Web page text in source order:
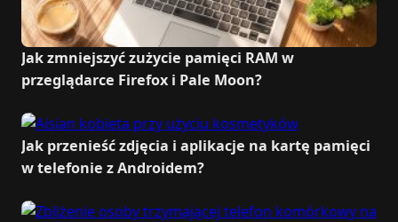
Jak zmniejszyć zużycie pamięci RAM w
przeglądarce Firefox i Pale Moon?
Jak przenieść zdjęcia i aplikacje na kartę pamięci
w telefonie z Androidem?